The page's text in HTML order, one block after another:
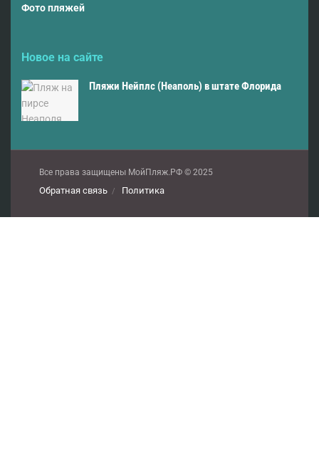
Фото пляжей
Новое на сайте
Пляжи Нейплс (Неаполь) в штате Флорида
Все права защищены МойПляж.РФ © 2025
Обратная связь Политика